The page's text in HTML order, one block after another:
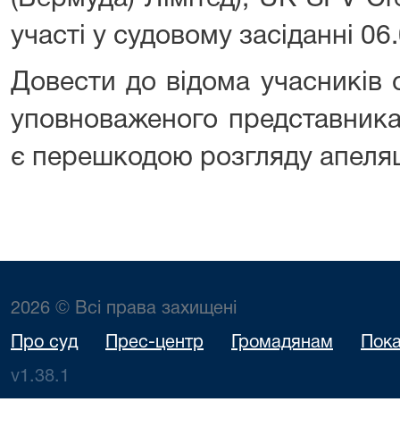
участі у судовому засіданні
Довести до відома
уповноваженого
є перешкодою розгляду
2026 © Всі права захищені
Про суд Прес-центр Громадянам
v1.38.1